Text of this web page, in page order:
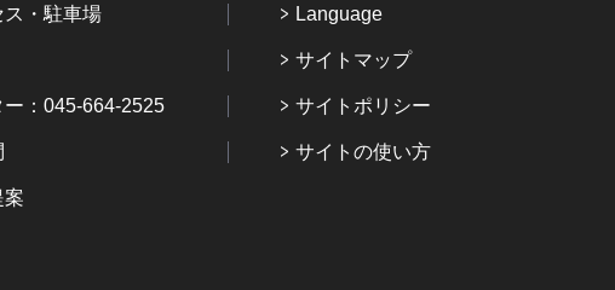
・駐車場
ー：045-664-2525
案
Language
サイトマップ
サイトポリシー
サイトの使い方